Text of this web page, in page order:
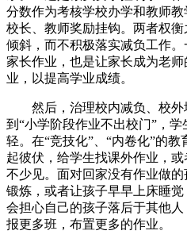
分数作为考核学校办学和教师
校长、教师奖励挂钩。两者权
倾斜，而不积极落实减负工作
家长作业，也是让家长成为老
业，以提高学业成绩。
然后，治理校内减负、校外
到“小学阶段作业不出校门”，
轻。在“竞技化”、“内卷化”的
起彼伏，给学生找课外作业，
不少见。面对回家没有作业做
锻炼，或者让孩子早早上床睡
会担心自己的孩子落后于其他人
报更多班，布置更多的作业。